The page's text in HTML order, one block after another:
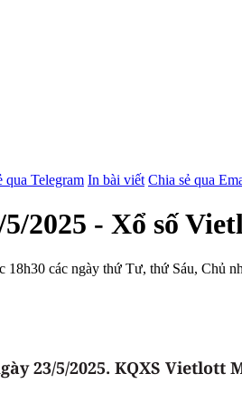
qua Telegram In bài viết Chia sẻ qua
2025 - Xổ số
18h30 các ngày thứ Tư, thứ Sáu, Chủ
23/5/2025. KQXS Vietlott